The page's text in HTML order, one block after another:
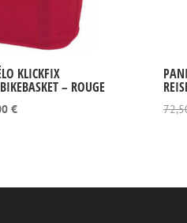
KLICKFIX
– ROUGE
€Le